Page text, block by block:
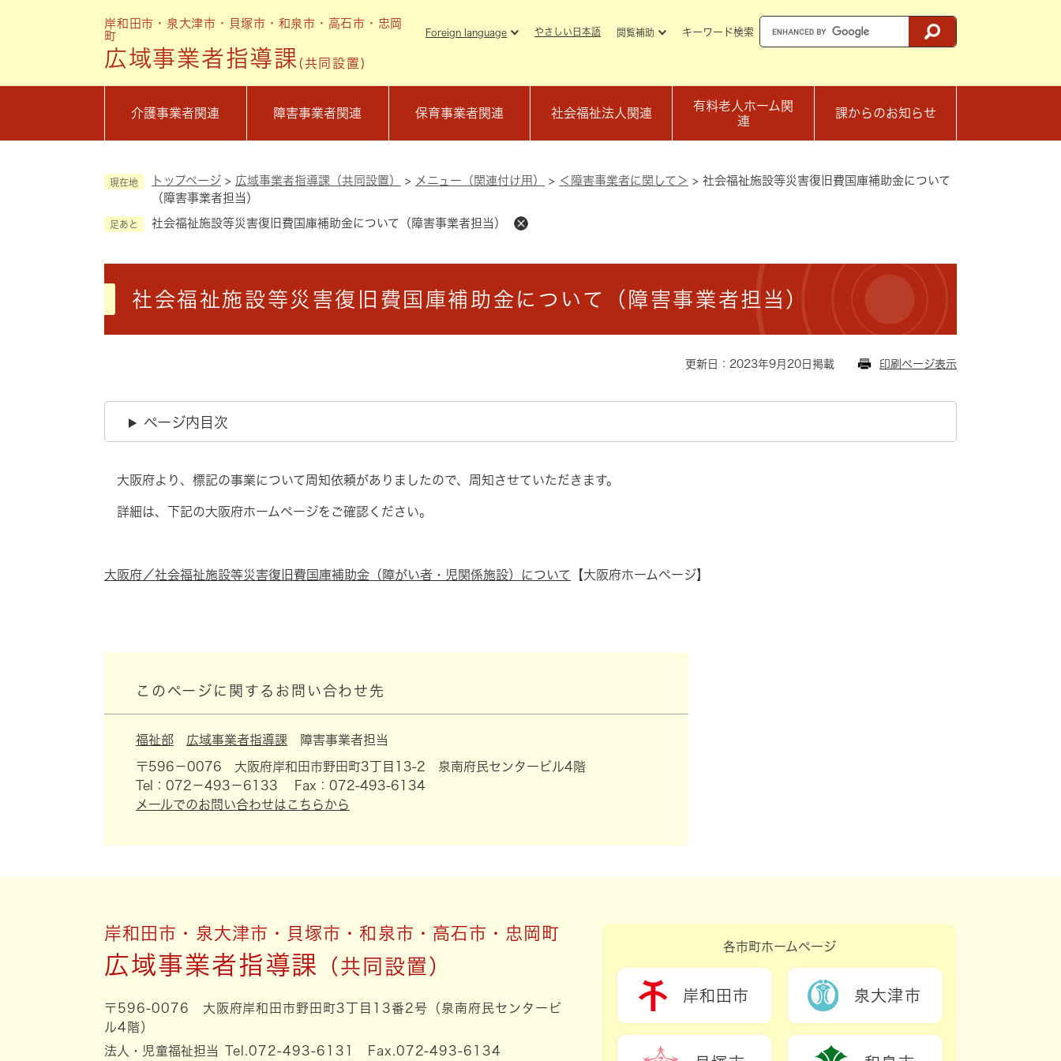
先
す
岸和田市・泉大津市・貝塚市・和泉市・高石市・忠岡
町
広域事業者指導課 (共同設置)
Foreign language やさしい日本語 閲覧補助 キーワード検索
介護事業者関連 障害事業者関連 保育事業者関連 社会福祉法人関連
有料老人ホーム関
連
課からのお知らせ
現在地 トップページ > 広域事業者指導課（共同設置） > メニュー（関連付け用） > ＜障害事業者に関して＞ > 社会福祉施設等災害復旧費国庫補助金について
（障害事業者担当）
足あと 社会福祉施設等災害復旧費国庫補助金について（障害事業者担当）
社会福祉施設等災害復旧費国庫補助金について（障害事業者担当）
更新日：2023年9月20日掲載 印刷ページ表示
ページ内目次
大阪府より、標記の事業について周知依頼がありましたので、周知させていただきます。
詳細は、下記の大阪府ホームページをご確認ください。
大阪府／社会福祉施設等災害復旧費国庫補助金（障がい者・児関係施設）について 【大阪府ホームページ】
このページに関するお問い合わせ先
福祉部 広域事業者指導課 障害事業者担当
〒596－0076
大阪府岸和田市野田町3丁目13-2 泉南府民センタービル4階
Tel：072－493－6133
Fax：072-493-6134
メールでのお問い合わせはこちらから
岸和田市・泉大津市・貝塚市・和泉市・高石市・忠岡町
広域事業者指導課
〒596-0076 大阪府岸和田市野田町3丁目13番2号（泉南府民センタービ
ル4階）
法人・児童福祉担当
Tel.072-493-6131 Fax.072-493-6134
各市町ホームページ
岸和田市 泉大津市